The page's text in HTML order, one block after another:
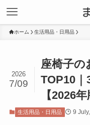
ホーム 生活用品・日用品
座椅子の
TOP10
【2026年
2026
7/09
生活用品・日用品 9